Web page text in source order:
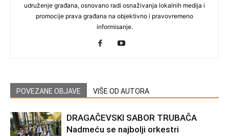
udruženje građana, osnovano radi osnaživanja lokalnih medija i
promocije prava građana na objektivno i pravovremeno
informisanje.
POVEZANE OBJAVE VIŠE OD AUTORA
DRAGAČEVSKI SABOR TRUBAČA
Nadmeću se najbolji orkestri